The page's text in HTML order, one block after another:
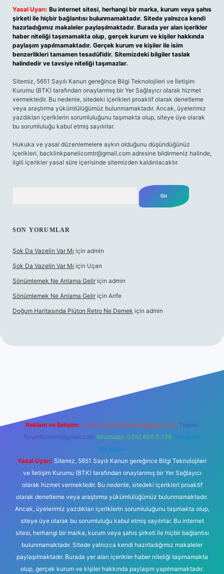
Yasal Uyarı: Bu internet sitesi, herhangi bir marka, kurum veya şahıs
şirketi ile hiçbir bağlantısı bulunmamaktadır. Sitede yalnızca kendi
hazırladığımız makaleler paylaşılmaktadır. Burada yer alan içerikler
haber niteliği taşımamakta olup, gerçek kurum ve kişiler hakkında
paylaşım yapılmamaktadır. Gerçek kurum ve kişiler ile isim
benzerlikleri tamamen tesadüfidir. Sitemizdeki bilgiler taslak
halindedir ve tavsiye niteliği taşımazlar.
Sitemiz, 5651 Sayılı Kanun gereğince Bilgi Teknolojileri ve İletişim
Kurumu (BTK) tarafından onaylanmış bir Yer Sağlayıcı olarak hizmet
vermektedir. Bu nedenle, sitedeki içerikleri proaktif olarak denetleme
veya araştırma yükümlülüğümüz bulunmamaktadır. Ancak, üyelerimiz
yazdıkları içeriklerin sorumluluğunu taşımakta olup, siteye üye olarak
bu sorumluluğu kabul etmiş sayılırlar.
Hukuka ve yasal düzenlemelere aykırı olduğunu düşündüğünüz
içerikleri, backlinkpanelicomtr@gmail.com adresine bildirmeniz halinde,
ilgili içerikler yasal süre içerisinde sitemizden kaldırılacaktır.
SON YORUMLAR
Şok Da Vazelin Var Mı için admin
Şok Da Vazelin Var Mı için Uçan
Sönümlemek Ne Anlama Gelir için admin
Sönümlemek Ne Anlama Gelir için Arife
Doğum Haritasında Plüton Retro Ne Demek için admin
Reklam ve İletişim: E-mail: backlinkpaneli@gmail.com Teams:
forumhizmeti@gmail.com Whatsapp: 0262 606 0 726 Telegram:
@karabul
Yasal Uyarı: Sitemiz, 5651 Sayılı Kanun gereğince Bilgi Teknolojileri
ve İletişim Kurumu (BTK) tarafından onaylanmış bir Yer Sağlayıcı
olarak hizmet vermektedir. Bu nedenle, sitedeki içerikleri proaktif
olarak denetleme veya araştırma yükümlülüğümüz bulunmamaktadır.
Ancak, üyelerimiz yazdıkları içeriklerin sorumluluğunu taşımakta olup,
siteye üye olarak bu sorumluluğu kabul etmiş sayılırlar. Bu internet
sitesi, herhangi bir marka, kurum veya şahıs şirketi ile hiçbir bağlantısı
bulunmamaktadır. Sitede yalnızca kendi hazırladığımız makaleler
paylaşılmaktadır. Burada yer alan içerikler haber niteliği taşımamakta
olup, gerçek kurum ve kişiler hakkında paylaşım yapılmamaktadır.